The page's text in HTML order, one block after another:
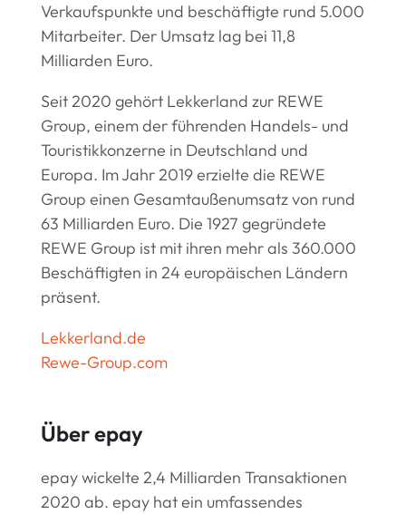
Verkaufspunkte und beschäftigte rund 5.000
Mitarbeiter. Der Umsatz lag bei 11,8
Milliarden Euro.
Seit 2020 gehört Lekkerland zur REWE
Group, einem der führenden Handels- und
Touristikkonzerne in Deutschland und
Europa. Im Jahr 2019 erzielte die REWE
Group einen Gesamtaußenumsatz von rund
63 Milliarden Euro. Die 1927 gegründete
REWE Group ist mit ihren mehr als 360.000
Beschäftigten in 24 europäischen Ländern
präsent.
Lekkerland.de
Rewe-Group.com
Über epay
epay wickelte 2,4 Milliarden Transaktionen
2020 ab. epay hat ein umfassendes